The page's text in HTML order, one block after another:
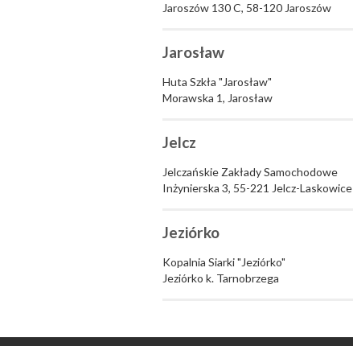
Jaroszów 130 C, 58-120 Jaroszów
Jarosław
Huta Szkła "Jarosław"
Morawska 1, Jarosław
Jelcz
Jelczańskie Zakłady Samochodowe
Inżynierska 3, 55-221 Jelcz-Laskowice
Jeziórko
Kopalnia Siarki "Jeziórko"
Jeziórko k. Tarnobrzega